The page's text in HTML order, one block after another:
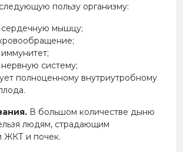
пользу организму:
сердечную мышцу;
систему;
полноценному внутриутробному
В большом количестве дыню
людям, страдающим
ЖКТ и почек.